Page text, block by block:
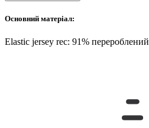
Основний матеріал:
Elastic jersey rec: 91% перероблений